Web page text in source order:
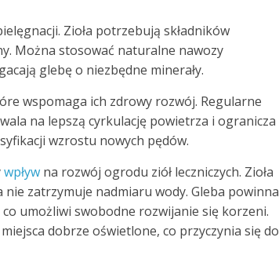
Zioła potrzebują składników
Można stosować naturalne nawozy
glebę o niezbędne minerały.
wspomaga ich zdrowy rozwój. Regularne
na lepszą cyrkulację powietrza i ogranicza
wzrostu nowych pędów.
wpływ na rozwój ogrodu ziół leczniczych. Zioła
nie zatrzymuje nadmiaru wody. Gleba powinna
umożliwi swobodne rozwijanie się korzeni.
dobrze oświetlone, co przyczynia się do